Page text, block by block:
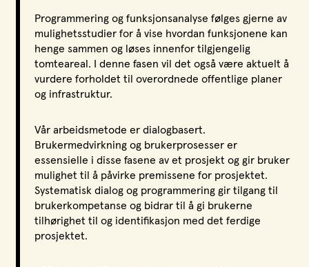
Programmering og funksjonsanalyse følges gjerne av
mulighetsstudier for å vise hvordan funksjonene kan
henge sammen og løses innenfor tilgjengelig
tomteareal. I denne fasen vil det også være aktuelt å
vurdere forholdet til overordnede offentlige planer
og infrastruktur.
Vår arbeidsmetode er dialogbasert.
Brukermedvirkning og brukerprosesser er
essensielle i disse fasene av et prosjekt og gir bruker
mulighet til å påvirke premissene for prosjektet.
Systematisk dialog og programmering gir tilgang til
brukerkompetanse og bidrar til å gi brukerne
tilhørighet til og identifikasjon med det ferdige
prosjektet.